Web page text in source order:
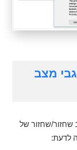
מצב
שחזור/שחזור של